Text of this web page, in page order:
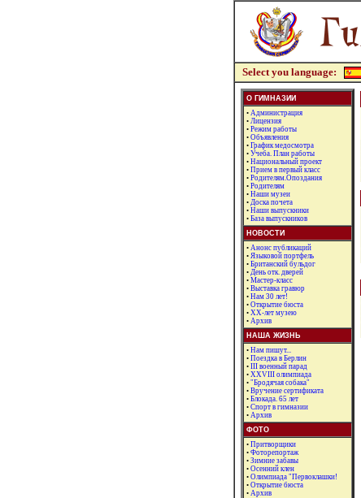
Select you language:
О ГИМНАЗИИ
• Администрация
• Лицензия
• Режим работы
• Объявления
• График медосмотра
• Учеба. План работы
• Национальный проект
• Прием в первый класс
• Родителям.Опоздания
• Родителям
• Наши музеи
• Доска почета
• Наши выпускники
• База выпускников
НОВОСТИ
• Анонс публикаций
• Языковой портфель
• Британский бульдог
• День отк. дверей
• Мастер-класс
• Выставка гравюр
• Нам 30 лет!
• Открытие бюста
• XX-лет музею
• Архив
НАША ЖИЗНЬ
• Нам пишут...
• Поездка в Берлин
• III военный парад
• XXVIII олимпиада
• "Бродячая собака"
• Вручение сертификата
• Блокада. 65 лет
• Спорт в гимназии
• Архив
ФОТО
• Притворщики
• Фоторепортаж
• Зимние забавы
• Осенний клен
• Олимпиада "Первоклашки!
• Открытие бюста
• Архив